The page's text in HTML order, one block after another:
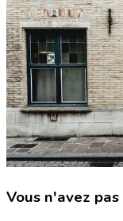
Vous n'avez